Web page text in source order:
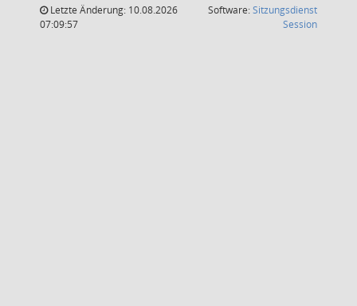
Letzte Änderung: 10.08.2026
07:09:57
Software:Sitzungsdienst
Session(Wird in